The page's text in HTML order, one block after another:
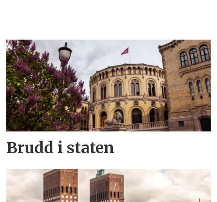
Brudd i staten